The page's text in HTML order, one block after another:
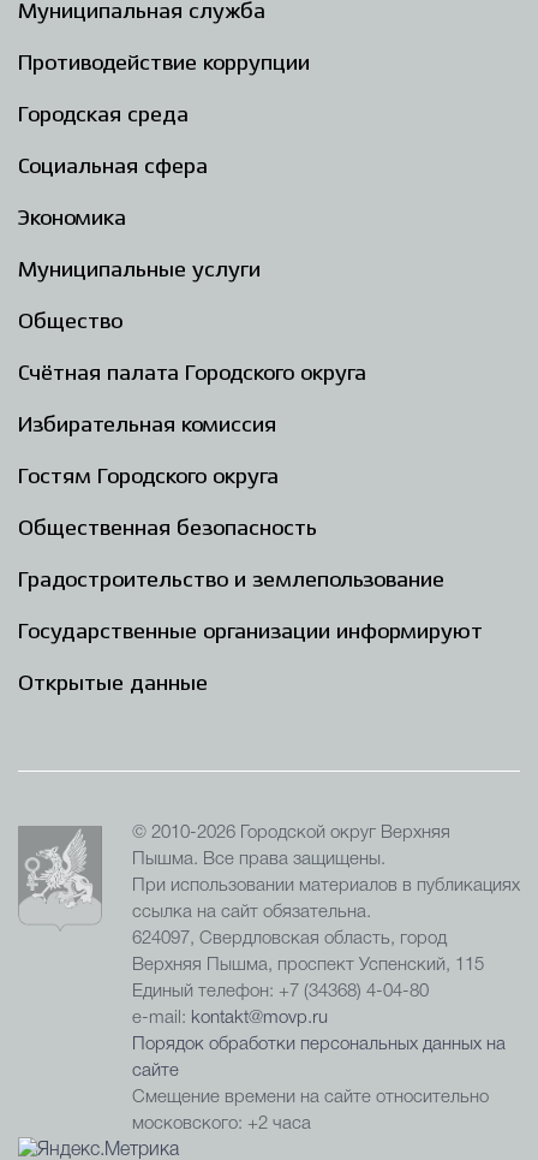
Муниципальная служба
Противодействие коррупции
Городская среда
Социальная сфера
Экономика
Муниципальные услуги
Общество
Счётная палата Городского округа
Избирательная комиссия
Гостям Городского округа
Общественная безопасность
Градостроительство и землепользование
Государственные организации информируют
Открытые данные
© 2010-2026 Городской округ Верхняя
Пышма. Все права защищены.
При использовании материалов в публикациях
ссылка на сайт обязательна.
624097, Свердловская область, город
Верхняя Пышма, проспект Успенский, 115
Единый телефон: +7 (34368) 4-04-80
e-mail: kontakt@movp.ru
Порядок обработки персональных данных на
сайте
Смещение времени на сайте относительно
московского: +2 часа